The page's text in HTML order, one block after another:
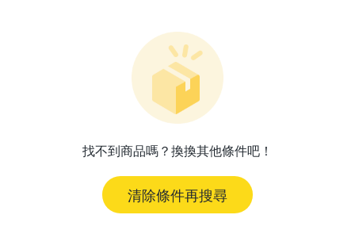
找不到商品嗎？換換其他條件吧！
清除條件再搜尋